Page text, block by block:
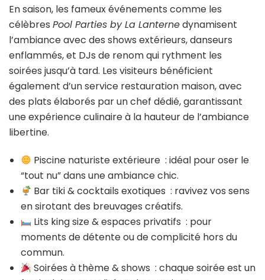
En saison, les fameux événements comme les
célèbres Pool Parties by La Lanternedynamisent
l’ambiance avec des shows extérieurs, danseurs
enflammés, et DJs de renom qui rythment les
soirées jusqu’à tard. Les visiteurs bénéficient
également d’un service restauration maison, avec
des plats élaborés par un chef dédié, garantissant
une expérience culinaire à la hauteur de l’ambiance
libertine.
Piscine naturiste extérieure : idéal pour oser le
“tout nu” dans une ambiance chic.
Bar tiki & cocktails exotiques : ravivez vos sens
en sirotant des breuvages créatifs.
Lits king size & espaces privatifs : pour
moments de détente ou de complicité hors du
commun.
Soirées à thème & shows : chaque soirée est un